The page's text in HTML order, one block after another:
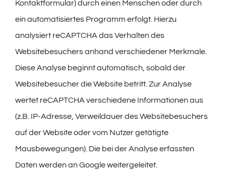
Kontaktformular) durch einen Menschen oder durch
ein automatisiertes Programm erfolgt. Hierzu
analysiert reCAPTCHA das Verhalten des
Websitebesuchers anhand verschiedener Merkmale.
Diese Analyse beginnt automatisch, sobald der
Websitebesucher die Website betritt. Zur Analyse
wertet reCAPTCHA verschiedene Informationen aus
(z.B. IP-Adresse, Verweildauer des Websitebesuchers
auf der Website oder vom Nutzer getätigte
Mausbewegungen). Die bei der Analyse erfassten
Daten werden an Google weitergeleitet.